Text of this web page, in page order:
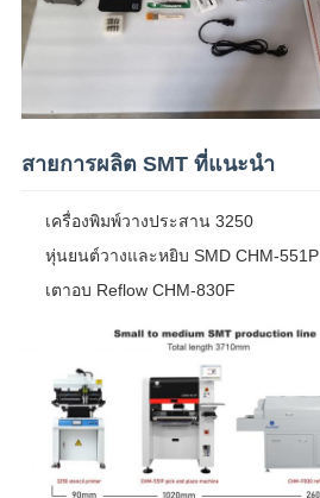
สายการผลิต SMT ที่แนะนำ
เครื่องพิมพ์วางประสาน 3250
หุ่นยนต์วางและหยิบ SMD CHM-551P
เตาอบ Reflow CHM-830F